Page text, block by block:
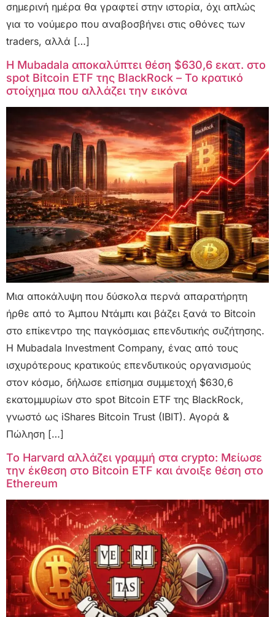
σημερινή ημέρα θα γραφτεί στην ιστορία, όχι απλώς
για το νούμερο που αναβοσβήνει στις οθόνες των
traders, αλλά […]
Η Mubadala αποκαλύπτει θέση $630,6 εκατ. στο
spot Bitcoin ETF της BlackRock – Το κρατικό
στοίχημα που αλλάζει την εικόνα
Μια αποκάλυψη που δύσκολα περνά απαρατήρητη
ήρθε από το Άμπου Ντάμπι και βάζει ξανά το Bitcoin
στο επίκεντρο της παγκόσμιας επενδυτικής συζήτησης.
Η Mubadala Investment Company, ένας από τους
ισχυρότερους κρατικούς επενδυτικούς οργανισμούς
στον κόσμο, δήλωσε επίσημα συμμετοχή $630,6
εκατομμυρίων στο spot Bitcoin ETF της BlackRock,
γνωστό ως iShares Bitcoin Trust (IBIT). Αγορά &
Πώληση […]
Το Harvard αλλάζει γραμμή στα crypto: Μείωσε
την έκθεση στο Bitcoin ETF και άνοιξε θέση στο
Ethereum